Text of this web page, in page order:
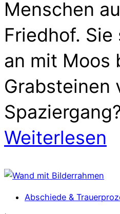
Menschen
Friedhof.
an mit Moos
Grabsteinen
Weiterlesen
Abschiede &